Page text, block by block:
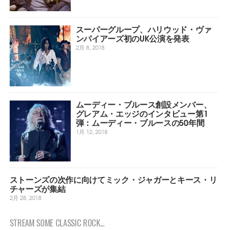
スーパーグループ、ハリウッド・ヴァ
ンパイアーズ初のUK公演を発表
2月 8, 2018
ムーディー・ブルース創設メンバー、
グレアム・エッジのインタビュー第1
弾：ムーディー・ブルースの50年間
1月 12, 2018
ストーンズの次作に向けてミック・ジャガーとキース・リ
チャーズが集結
2月 28, 2018
STREAM SOME CLASSIC ROCK...